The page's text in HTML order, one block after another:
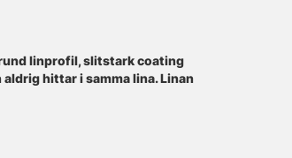
linprofil, slitstark coating
hittar i samma lina. Linan